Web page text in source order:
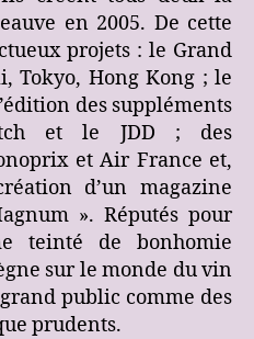
en 2005. De cette
projets : le Grand
Tokyo, Hong Kong ; le
des suppléments
et le JDD ; des
et Air France et,
d’un magazine
». Réputés pour
teinté de bonhomie
sur le monde du vin
public comme des
prudents.